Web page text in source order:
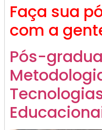
Faça sua
com a
Pós-